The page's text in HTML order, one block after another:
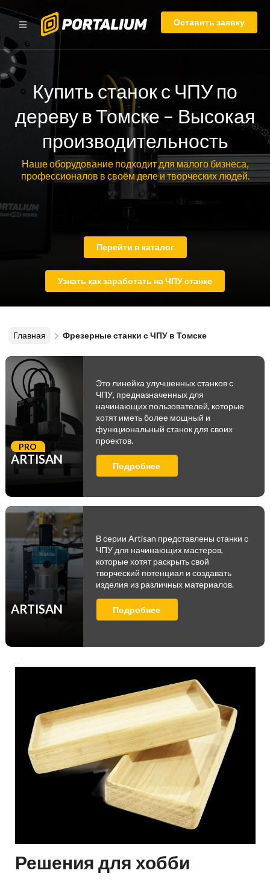
Оставить заявку
Купить станок с ЧПУ по
дереву в Томске – Высокая
производительность
Наше оборудование подходит для малого бизнеса,
профессионалов в своём деле и творческих людей.
Перейти в каталог
Узнать как заработать на ЧПУ станке
Главная Фрезерные станки с ЧПУ в Томске
ARTISAN
PRO
Это линейка улучшенных станков с
ЧПУ, предназначенных для
начинающих пользователей, которые
хотят иметь более мощный и
функциональный станок для своих
проектов.
Подробнее
ARTISAN
В серии Artisan представлены станки с
ЧПУ для начинающих мастеров,
которые хотят раскрыть свой
творческий потенциал и создавать
изделия из различных материалов.
Подробнее
Решения для хобби